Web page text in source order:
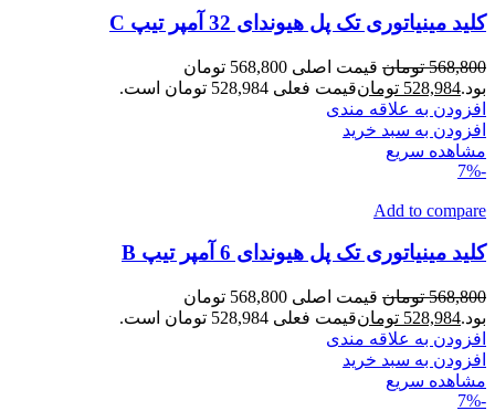
کلید مینیاتوری تک پل هیوندای 32 آمپر تیپ C
568,800 تومان
قیمت اصلی 568,800 تومان
بود.528,984 تومانقیمت فعلی 528,984 تومان است.
افزودن به علاقه مندی
افزودن به سبد خرید
مشاهده سریع
-7%
Add to compare
کلید مینیاتوری تک پل هیوندای 6 آمپر تیپ B
568,800 تومان
قیمت اصلی 568,800 تومان
بود.528,984 تومانقیمت فعلی 528,984 تومان است.
افزودن به علاقه مندی
افزودن به سبد خرید
مشاهده سریع
-7%